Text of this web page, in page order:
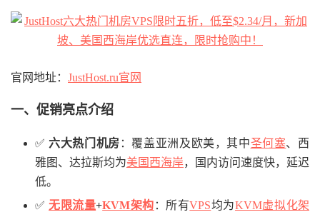
官网地址： JustHost.ru官网
一、促销亮点介绍
✅ 六大热门机房 ：覆盖亚洲及欧美，其中圣何塞、西
雅图、达拉斯均为美国西海岸，国内访问速度快，延迟
低。
✅无限流量+KVM架构 ：所有VPS均为KVM虚拟化架